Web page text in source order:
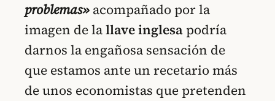
problemas» acompañado por la
imagen de lallave inglesa podría
darnos la engañosa sensación de
que estamos ante un recetario más
de unos economistas que pretenden